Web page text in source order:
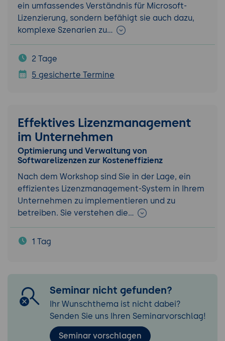
ein umfassendes Verständnis für Microsoft-
Lizenzierung, sondern befähigt sie auch dazu,
komplexe Szenarien zu…
2 Tage
5 gesicherte Termine
Effektives Lizenzmanagement
im Unternehmen
Optimierung und Verwaltung von
Softwarelizenzen zur Kosteneffizienz
Nach dem Workshop sind Sie in der Lage, ein
effizientes Lizenzmanagement-System in Ihrem
Unternehmen zu implementieren und zu
betreiben. Sie verstehen die…
1 Tag
Seminar nicht gefunden?
Ihr Wunschthema ist nicht dabei?
Senden Sie uns Ihren Seminarvorschlag!
Seminar vorschlagen